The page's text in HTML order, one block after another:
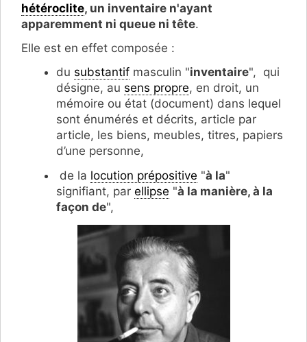
hétéroclite, un inventaire n'ayant
apparemment ni queue ni tête.
Elle est en effet composée :
du substantif masculin "inventaire", qui
désigne, au sens propre, en droit, un
mémoire ou état (document) dans lequel
sont énumérés et décrits, article par
article, les biens, meubles, titres, papiers
d’une personne,
de la locution prépositive "à la"
signifiant, par ellipse "à la manière, à la
façon de",